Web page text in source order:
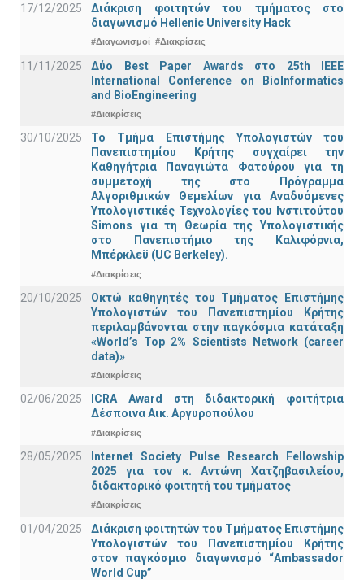
17/12/2025
Διάκριση φοιτητών του τμήματος στο
διαγωνισμό Hellenic University Hack
#Διαγωνισμοί #Διακρίσεις
11/11/2025
Δύο Best Paper Awards στο 25th IEEE
International Conference on BioInformatics
and BioEngineering
#Διακρίσεις
30/10/2025
Το Τμήμα Επιστήμης Υπολογιστών του
Πανεπιστημίου Κρήτης συγχαίρει την
Καθηγήτρια Παναγιώτα Φατούρου για τη
συμμετοχή της στο Πρόγραμμα
Αλγοριθμικών Θεμελίων για Αναδυόμενες
Υπολογιστικές Τεχνολογίες του Ινστιτούτου
Simons για τη Θεωρία της Υπολογιστικής
στο Πανεπιστήμιο της Καλιφόρνια,
Μπέρκλεϋ (UC Berkeley).
#Διακρίσεις
20/10/2025
Οκτώ καθηγητές του Τμήματος Επιστήμης
Υπολογιστών του Πανεπιστημίου Κρήτης
περιλαμβάνονται στην παγκόσμια κατάταξη
«World’s Top 2% Scientists Network (career
data)»
#Διακρίσεις
02/06/2025
ICRA Award στη διδακτορική φοιτήτρια
Δέσποινα Αικ. Αργυροπούλου
#Διακρίσεις
28/05/2025
Internet Society Pulse Research Fellowship
2025 για τον κ. Αντώνη Χατζηβασιλείου,
διδακτορικό φοιτητή του τμήματος
#Διακρίσεις
01/04/2025
Διάκριση φοιτητών του Τμήματος Επιστήμης
Υπολογιστών του Πανεπιστημίου Κρήτης
στον παγκόσμιο διαγωνισμό “Ambassador
World Cup”